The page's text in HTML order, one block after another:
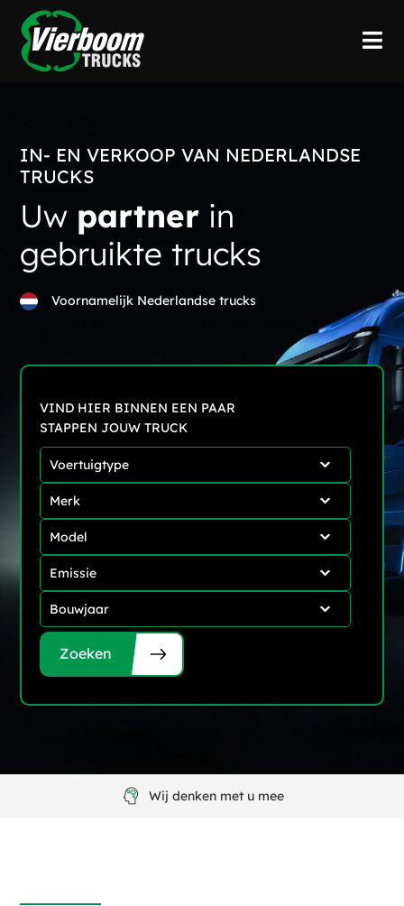
IN- EN VERKOOP VAN NEDERLANDSE
TRUCKS
Uw partner in
gebruikte trucks
Voornamelijk Nederlandse trucks
Voertuigtype
Merk
Model
Emissie
Bouwjaar
Zoeken
Wij denken met u mee